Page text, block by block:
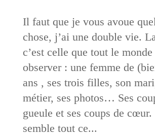
Il faut que je vous avoue
chose, j’ai une double vie.
c’est celle que tout le
observer : une femme de
ans , ses trois filles, son
métier, ses photos… Ses
gueule et ses coups de
semble tout ce...